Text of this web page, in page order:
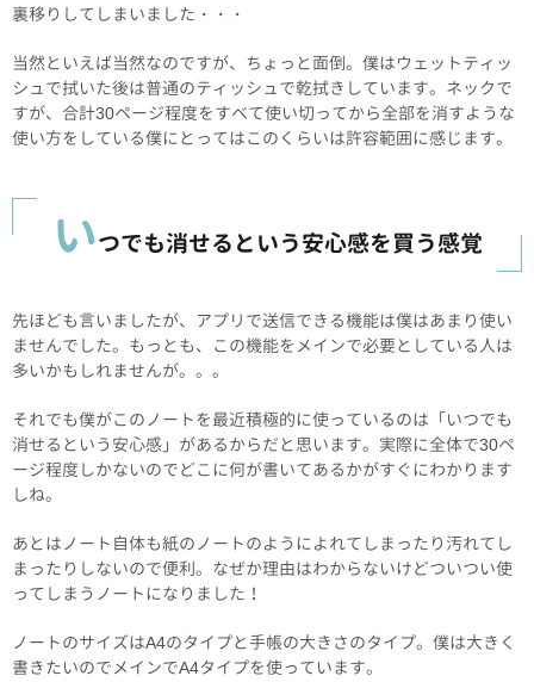
裏移りしてしまいました・・・
当然といえば当然なのですが、ちょっと面倒。僕はウェットティッ
シュで拭いた後は普通のティッシュで乾拭きしています。ネックで
すが、合計30ページ程度をすべて使い切ってから全部を消すような
使い方をしている僕にとってはこのくらいは許容範囲に感じます。
いつでも消せるという安心感を買う感覚
先ほども言いましたが、アプリで送信できる機能は僕はあまり使い
ませんでした。もっとも、この機能をメインで必要としている人は
多いかもしれませんが。。。
それでも僕がこのノートを最近積極的に使っているのは「いつでも
消せるという安心感」があるからだと思います。実際に全体で30ペ
ージ程度しかないのでどこに何が書いてあるかがすぐにわかります
しね。
あとはノート自体も紙のノートのようによれてしまったり汚れてし
まったりしないので便利。なぜか理由はわからないけどついつい使
ってしまうノートになりました！
ノートのサイズはA4のタイプと手帳の大きさのタイプ。僕は大きく
書きたいのでメインでA4タイプを使っています。